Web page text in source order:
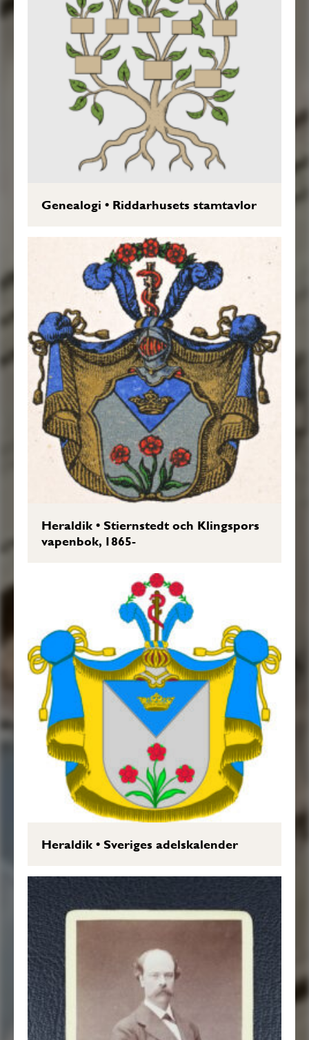
Genealogi • Riddarhusets stamtavlor
Heraldik•Stiernstedt och Klingspors
vapenbok, 1865-
Heraldik•Sveriges adelskalender